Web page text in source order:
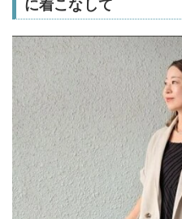
に着こなして